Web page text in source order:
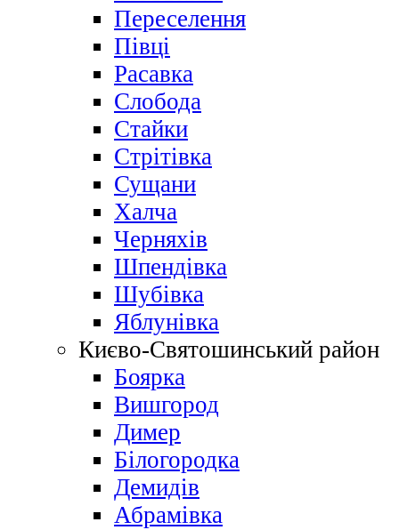
Переселення
Півці
Расавка
Слобода
Стайки
Стрітівка
Сущани
Халча
Черняхів
Шпендівка
Шубівка
Яблунівка
Києво-Святошинський район
Боярка
Вишгород
Димер
Білогородка
Демидів
Абрамівка